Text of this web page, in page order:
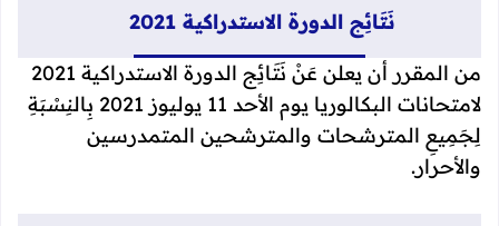
نَتَائِج الدورة الاستدراكية 2021
من المقرر أن يعلن عَنْ نَتَائِج الدورة
الاستدراكية 2021
لامتحانات البكالوريا يوم الأحد 11 يوليوز 2021 بِالنِسْبَةِ
لِجَمِيعِ المترشحات والمترشحين المتمدرسين
والأحرار.